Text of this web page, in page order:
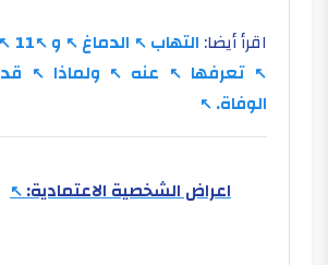
اقرأ أيضا: التهاب الدماغ و 11
تعرفها
عنه ولماذا قد
الوفاة.
اعراض الشخصية الاعتمادية: